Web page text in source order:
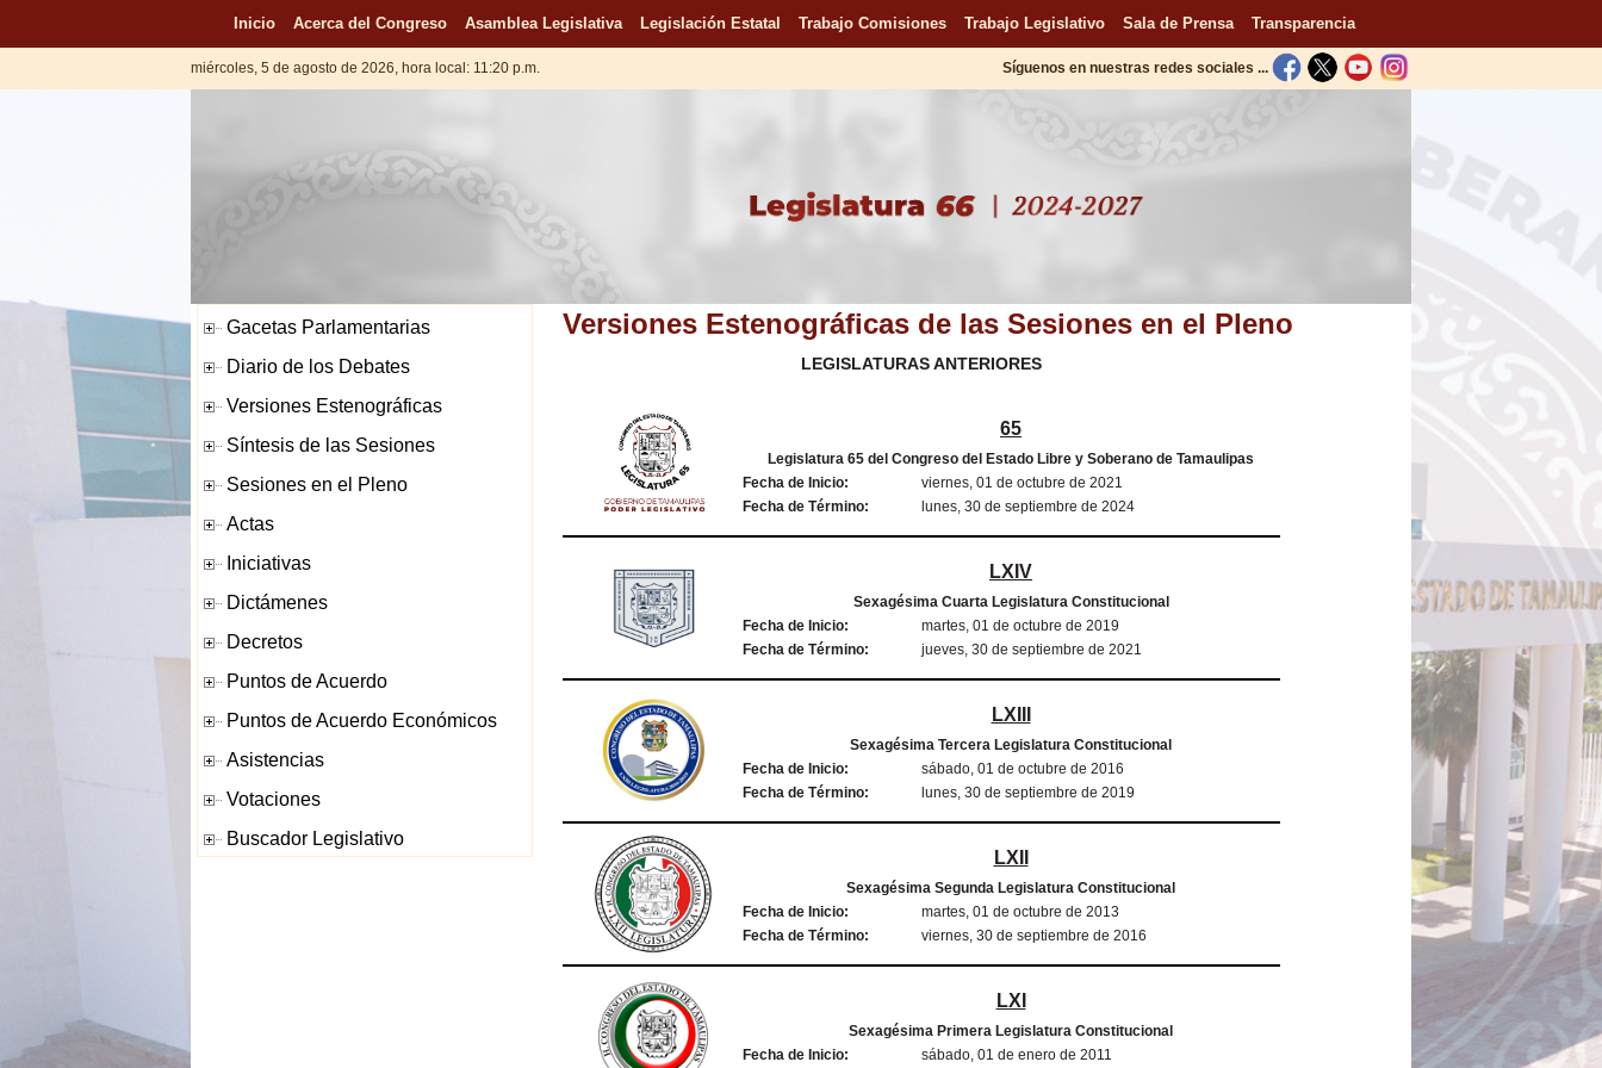
Inicio Acerca del Congreso Asamblea Legislativa Legislación Estatal Trabajo Comisiones Trabajo Legislativo Sala de Prensa Transparencia
miércoles, 5 de agosto de 2026, hora local: 11:20 p.m. Síguenos en nuestras redes sociales ...
Versiones Estenográficas de las Sesiones en el Pleno
LEGISLATURAS ANTERIORES
65
Legislatura 65 del Congreso del Estado Libre y Soberano de Tamaulipas
Fecha de Inicio:
viernes, 01 de octubre de 2021
Fecha de Término:
lunes, 30 de septiembre de 2024
LXIV
Sexagésima Cuarta Legislatura Constitucional
Fecha de Inicio:
martes, 01 de octubre de 2019
Fecha de Término:
jueves, 30 de septiembre de 2021
LXIII
Sexagésima Tercera Legislatura Constitucional
Fecha de Inicio:
sábado, 01 de octubre de 2016
Fecha de Término:
lunes, 30 de septiembre de 2019
LXII
Sexagésima Segunda Legislatura Constitucional
Fecha de Inicio:
martes, 01 de octubre de 2013
Fecha de Término:
viernes, 30 de septiembre de 2016
LXI
Sexagésima Primera Legislatura Constitucional
Fecha de Inicio:
sábado, 01 de enero de 2011